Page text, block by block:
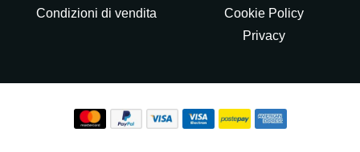
Condizioni di vendita
Cookie Policy
Privacy